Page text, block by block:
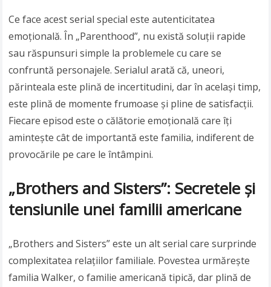
Ce face acest serial special este autenticitatea
emoțională. În „Parenthood”, nu există soluții rapide
sau răspunsuri simple la problemele cu care se
confruntă personajele. Serialul arată că, uneori,
părinteala este plină de incertitudini, dar în același timp,
este plină de momente frumoase și pline de satisfacții.
Fiecare episod este o călătorie emoțională care îți
amintește cât de importantă este familia, indiferent de
provocările pe care le întâmpini.
„Brothers and Sisters”: Secretele și
tensiunile unei familii americane
„Brothers and Sisters” este un alt serial care surprinde
complexitatea relațiilor familiale. Povestea urmărește
familia Walker, o familie americană tipică, dar plină de